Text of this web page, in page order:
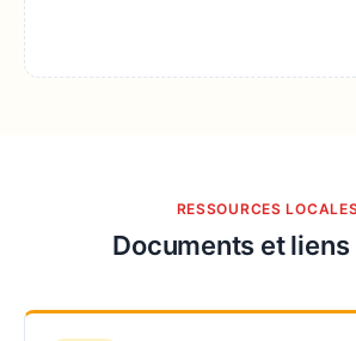
RESSOURCES
Documents et